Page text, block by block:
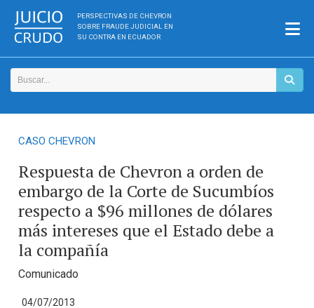
PERSPECTIVAS DE CHEVRON
SOBRE FRAUDE JUDICIAL EN
SU CONTRA EN ECUADOR
CASO CHEVRON
Respuesta de Chevron a orden de
embargo de la Corte de Sucumbíos
respecto a $96 millones de dólares
más intereses que el Estado debe a
la compañía
Comunicado
04/07/2013